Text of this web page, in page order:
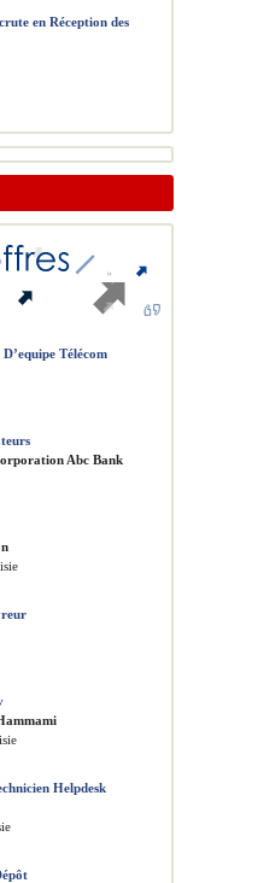
en Réception des
Télécom
Abc Bank
Helpdesk